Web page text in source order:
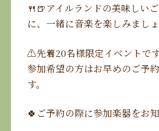
🍴🍺アイルランドの美味しい
に、一緒に音楽を楽しみまし
⚠️先着20名様限定イベントです
参加希望の方はお早めのご予
す。
🍀ご予約の際に参加楽器をお知